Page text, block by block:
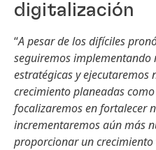
digitalización
“A pesar de los difíciles
seguiremos implementando
estratégicas y ejecutaremos
crecimiento planeadas
focalizaremos en fortalecer
incrementaremos aún más
proporcionar un